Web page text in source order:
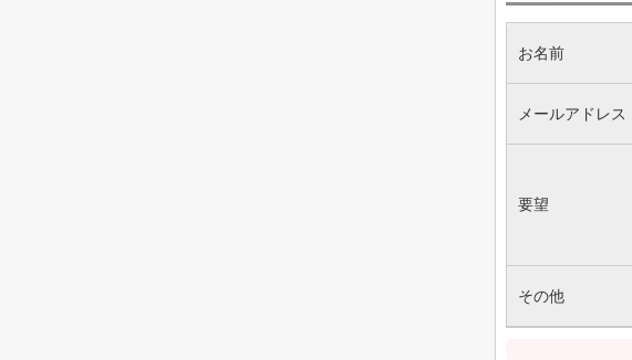
お名前
メールアドレス
要望
その他